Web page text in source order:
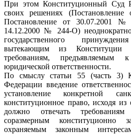
При этом Конституционный Суд
своих решениях
Постановление от 30.07.2001
14.12.2000 № 244-О)
государственного
вытекающим из Конституции
требованиям,
юридической ответственности.
По смыслу статьи 55 (часть 3)
Федерации введение
установление конкретной
конституционное право, исходя
должно отвечать требованиям
соразмерным конституционно
охраняемым законным